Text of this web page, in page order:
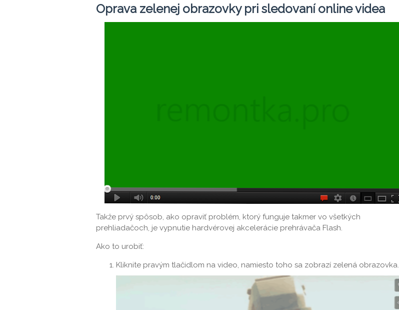
Oprava zelenej obrazovky pri sledovaní online videa
Takže prvý spôsob, ako opraviť problém, ktorý funguje takmer vo všetkých
prehliadačoch, je vypnutie hardvérovej akcelerácie prehrávača Flash.
Ako to urobiť:
Kliknite pravým tlačidlom na video, namiesto toho sa zobrazí zelená obrazovka.